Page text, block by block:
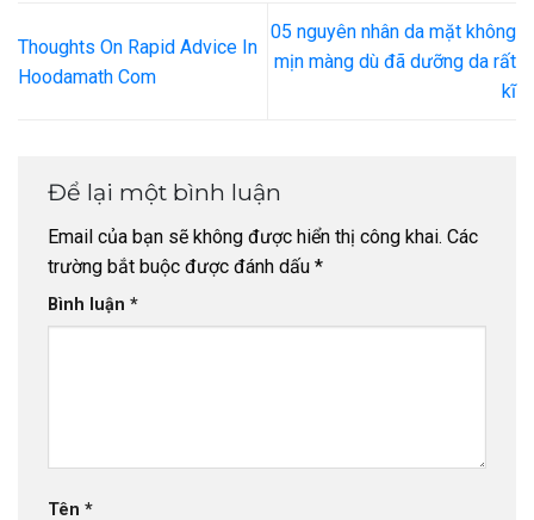
Thoughts On Rapid Advice In
Hoodamath Com
05 nguyên nhân da mặt không
mịn màng dù đã dưỡng da rất
kĩ
Để lại một bình luận
Email của bạn sẽ không được hiển thị công khai. Các
trường bắt buộc được đánh dấu *
Bình luận *
Tên *